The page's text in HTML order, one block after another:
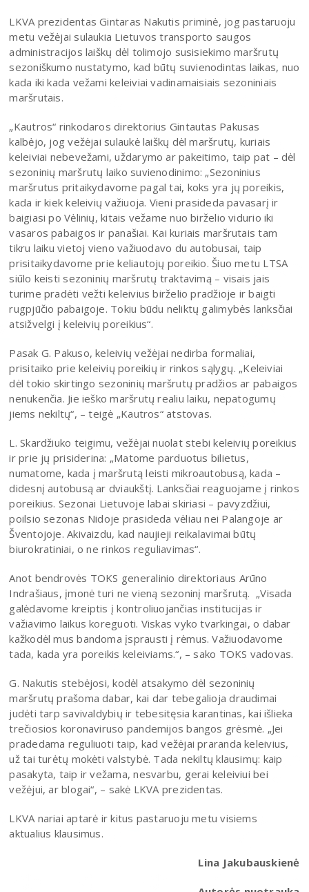
LKVA prezidentas Gintaras Nakutis priminė, jog pastaruoju
metu vežėjai sulaukia Lietuvos transporto saugos
administracijos laiškų dėl tolimojo susisiekimo maršrutų
sezoniškumo nustatymo, kad būtų suvienodintas laikas, nuo
kada iki kada vežami keleiviai vadinamaisiais sezoniniais
maršrutais.
„Kautros“ rinkodaros direktorius Gintautas Pakusas
kalbėjo, jog vežėjai sulaukė laiškų dėl maršrutų, kuriais
keleiviai nebevežami, uždarymo ar pakeitimo, taip pat – dėl
sezoninių maršrutų laiko suvienodinimo: „Sezoninius
maršrutus pritaikydavome pagal tai, koks yra jų poreikis,
kada ir kiek keleivių važiuoja. Vieni prasideda pavasarį ir
baigiasi po Vėlinių, kitais vežame nuo birželio vidurio iki
vasaros pabaigos ir panašiai. Kai kuriais maršrutais tam
tikru laiku vietoj vieno važiuodavo du autobusai, taip
prisitaikydavome prie keliautojų poreikio. Šiuo metu LTSA
siūlo keisti sezoninių maršrutų traktavimą – visais jais
turime pradėti vežti keleivius birželio pradžioje ir baigti
rugpjūčio pabaigoje. Tokiu būdu neliktų galimybės lanksčiai
atsižvelgi į keleivių poreikius“.
Pasak G. Pakuso, keleivių vežėjai nedirba formaliai,
prisitaiko prie keleivių poreikių ir rinkos sąlygų. „Keleiviai
dėl tokio skirtingo sezoninių maršrutų pradžios ar pabaigos
nenukenčia. Jie ieško maršrutų realiu laiku, nepatogumų
jiems nekiltų“, – teigė „Kautros“ atstovas.
L. Skardžiuko teigimu, vežėjai nuolat stebi keleivių poreikius
ir prie jų prisiderina: „Matome parduotus bilietus,
numatome, kada į maršrutą leisti mikroautobusą, kada –
didesnį autobusą ar dviaukštį. Lanksčiai reaguojame į rinkos
poreikius. Sezonai Lietuvoje labai skiriasi – pavyzdžiui,
poilsio sezonas Nidoje prasideda vėliau nei Palangoje ar
Šventojoje. Akivaizdu, kad naujieji reikalavimai būtų
biurokratiniai, o ne rinkos reguliavimas“.
Anot bendrovės TOKS generalinio direktoriaus Arūno
Indrašiaus, įmonė turi ne vieną sezoninį maršrutą. „Visada
galėdavome kreiptis į kontroliuojančias institucijas ir
važiavimo laikus koreguoti. Viskas vyko tvarkingai, o dabar
kažkodėl mus bandoma įsprausti į rėmus. Važiuodavome
tada, kada yra poreikis keleiviams.“, – sako TOKS vadovas.
G. Nakutis stebėjosi, kodėl atsakymo dėl sezoninių
maršrutų prašoma dabar, kai dar tebegalioja draudimai
judėti tarp savivaldybių ir tebesitęsia karantinas, kai išlieka
trečiosios koronaviruso pandemijos bangos grėsmė. „Jei
pradedama reguliuoti taip, kad vežėjai praranda keleivius,
už tai turėtų mokėti valstybė. Tada nekiltų klausimų: kaip
pasakyta, taip ir vežama, nesvarbu, gerai keleiviui bei
vežėjui, ar blogai“, – sakė LKVA prezidentas.
LKVA nariai aptarė ir kitus pastaruoju metu visiems
aktualius klausimus.
Lina Jakubauskienė